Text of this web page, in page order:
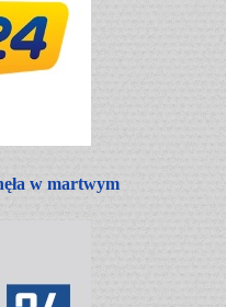
w martwym